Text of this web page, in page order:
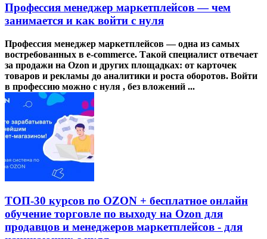
Профессия менеджер маркетплейсов — чем
занимается и как войти с нуля
Профессия менеджер маркетплейсов — одна из самых
востребованных в e-commerce. Такой специалист отвечает
за продажи на Ozon и других площадках: от карточек
товаров и рекламы до аналитики и роста оборотов. Войти
в профессию можно с нуля , без вложений ...
ТОП-30 курсов по OZON + бесплатное онлайн
обучение торговле по выходу на Ozon для
продавцов и менеджеров маркетплейсов - для